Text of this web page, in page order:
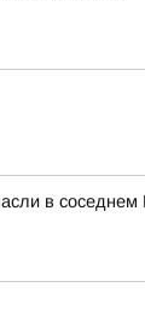
в соседнем